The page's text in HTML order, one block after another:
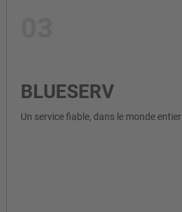
BLUESERV
Un service fiable, dans le monde entier